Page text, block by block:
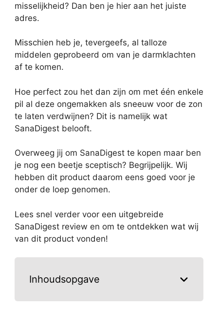
misselijkheid? Dan ben je hier aan het juiste
adres.
Misschien heb je, tevergeefs, al talloze
middelen geprobeerd om van je darmklachten
af te komen.
Hoe perfect zou het dan zijn om met één enkele
pil al deze ongemakken als sneeuw voor de zon
te laten verdwijnen? Dit is namelijk wat
SanaDigest belooft.
Overweeg jij om SanaDigest te kopen maar ben
je nog een beetje sceptisch? Begrijpelijk. Wij
hebben dit product daarom eens goed voor je
onder de loep genomen.
Lees snel verder voor een uitgebreide
SanaDigest review en om te ontdekken wat wij
van dit product vonden!
Inhoudsopgave